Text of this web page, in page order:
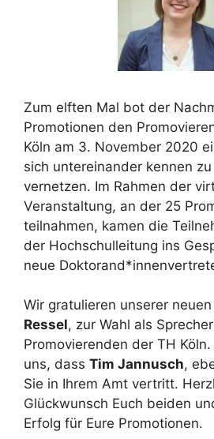
Zum elften Mal bot der
Promotionen den
Köln am 3. November 2020
sich untereinander kennen
vernetzen. Im Rahmen der
Veranstaltung, an der 25
teilnahmen, kamen die
der Hochschulleitung ins
neue
Wir gratulieren unserer neuen
Ressel, zur Wahl als
Promovierenden der TH
uns, dass Tim Jannusch,
Sie in Ihrem Amt vertritt.
Glückwunsch Euch beiden
Erfolg für Eure Promotionen.